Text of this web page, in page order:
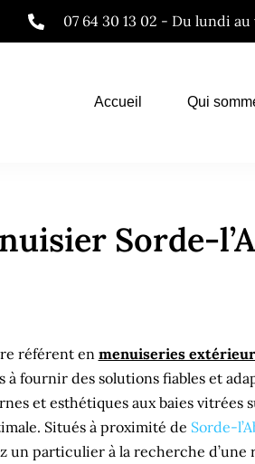
07 64 30 13 02 - Du lundi
Accueil Qui
Sorde-
référent en menuiseries
à fournir des solutions fiables et
et esthétiques aux baies
Situés à proximité de Sorde-
un particulier à la recherche